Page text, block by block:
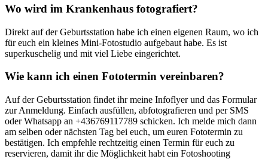
Wo wird im Krankenhaus fotografiert?
Direkt auf der Geburtsstation habe ich einen eigenen Raum, wo ich
für euch ein kleines Mini-Fotostudio aufgebaut habe. Es ist
superkuschelig und mit viel Liebe eingerichtet.
Wie kann ich einen Fototermin vereinbaren?
Auf der Geburtsstation findet ihr meine Infoflyer und das Formular
zur Anmeldung. Einfach ausfüllen, abfotografieren und per SMS
oder Whatsapp an +436769117789 schicken. Ich melde mich dann
am selben oder nächsten Tag bei euch, um euren Fototermin zu
bestätigen. Ich empfehle rechtzeitig einen Termin für euch zu
reservieren, damit ihr die Möglichkeit habt ein Fotoshooting